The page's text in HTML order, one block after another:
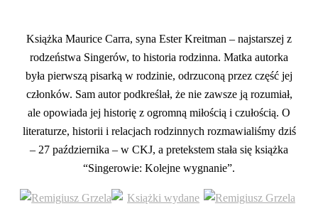
Książka Maurice Carra, syna Ester Kreitman – najstarszej z
rodzeństwa Singerów, to historia rodzinna. Matka autorka
była pierwszą pisarką w rodzinie, odrzuconą przez część jej
członków. Sam autor podkreślał, że nie zawsze ją rozumiał,
ale opowiada jej historię z ogromną miłością i czułością. O
literaturze, historii i relacjach rodzinnych rozmawialiśmy dziś
– 27 października – w CKJ, a pretekstem stała się książka
“Singerowie: Kolejne wygnanie”.